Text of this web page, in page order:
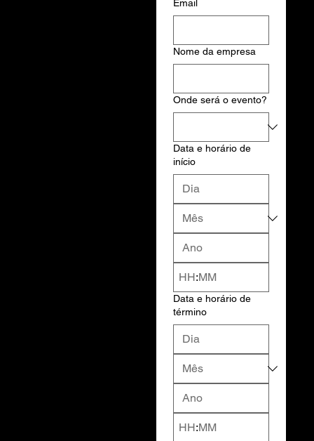
Email
Nome da empresa
Onde será o evento?
Data e horário de
início
:
Data e horário de
término
: